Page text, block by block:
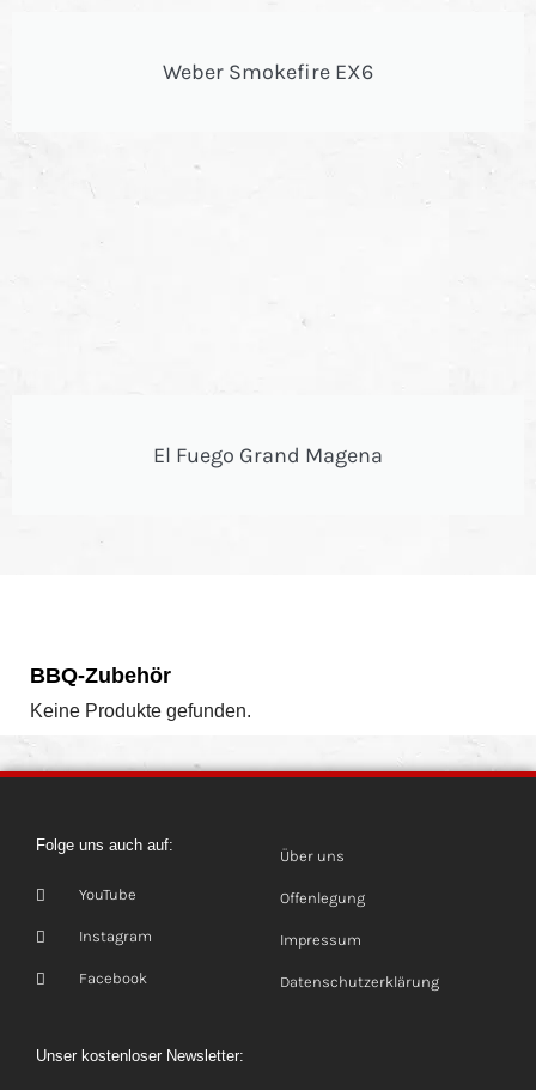
Weber Smokefire EX6
El Fuego Grand Magena
BBQ-Zubehör
Keine Produkte gefunden.
Folge uns auch auf:
YouTube
Instagram
Facebook
Über uns
Offenlegung
Impressum
Datenschutzerklärung
Unser kostenloser Newsletter: